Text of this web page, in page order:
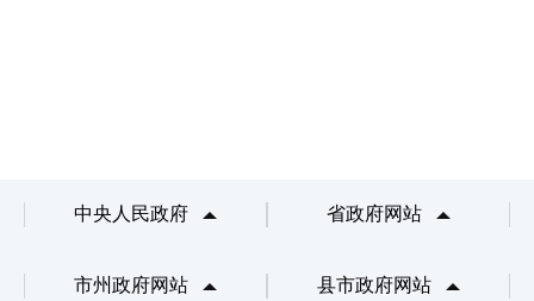
中央人民政府 省政府网站
市州政府网站 县市政府网站